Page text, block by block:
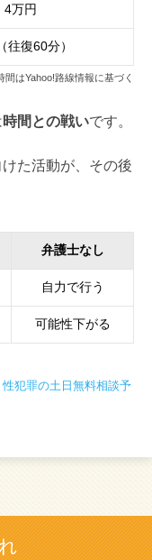
4万円
往復60分）
はYahoo!路線情報に基づく
時間との戦いです。
た活動が、その後
弁護士なし
自力で行う
可能性下がる
性犯罪の土日無料相談予